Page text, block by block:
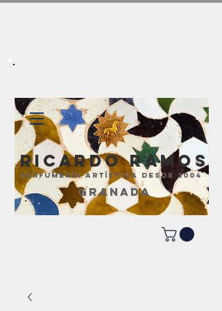
Ricardo Ramos
perfumería artística desde 2004
GRANADA